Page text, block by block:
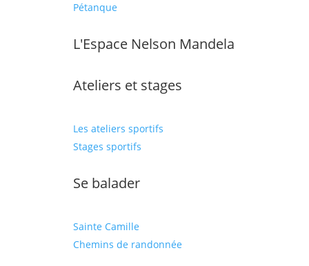
Pétanque
L'Espace Nelson Mandela
Ateliers et stages
Les ateliers sportifs
Stages sportifs
Se balader
Sainte Camille
Chemins de randonnée